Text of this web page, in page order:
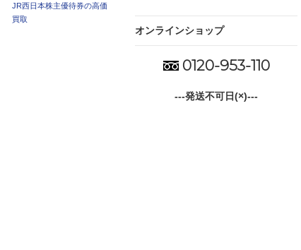
JR西日本株主優待券の高価
買取
オンラインショップ
0120-953-110
---発送不可日(×)---